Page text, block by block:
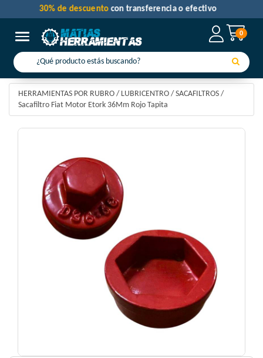
0
Toggle navigation
30% de descuentocon transferencia o efectivo
HERRAMIENTAS POR RUBRO / LUBRICENTRO / SACAFILTROS /
Sacafiltro Fiat Motor Etork 36Mm Rojo Tapita